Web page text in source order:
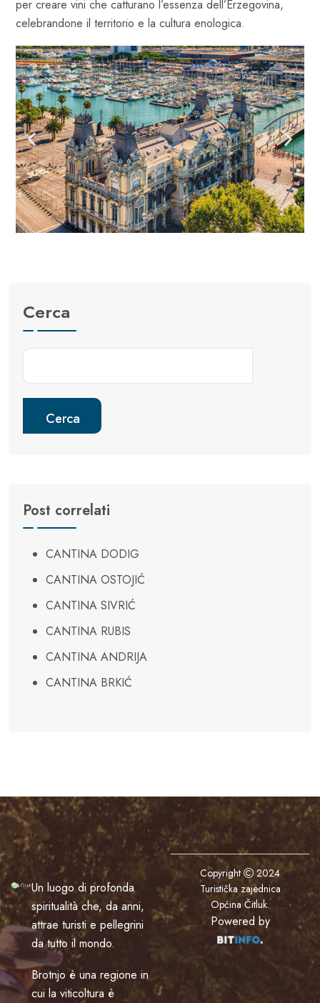
per creare vini che catturano l’essenza dell’Erzegovina,
celebrandone il territorio e la cultura enologica.
Cerca
Cerca
Post correlati
CANTINA DODIG
CANTINA OSTOJIĆ
CANTINA SIVRIĆ
CANTINA RUBIS
CANTINA ANDRIJA
CANTINA BRKIĆ
Un luogo di profonda
spiritualità che, da anni,
attrae turisti e pellegrini
da tutto il mondo.
Brotnjo è una regione in
cui la viticoltura è
Copyright
2024
Turistička zajednica
Općina Čitluk.
Powered by